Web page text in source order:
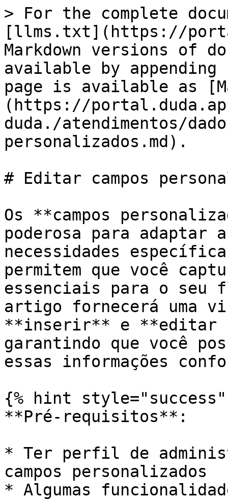
> For the complete
[llms.txt](https://
Markdown versions of
available by
page is available as
(https://
duda./atendimentos/
personalizados.md).
# Editar campos
Os **campos
poderosa para adaptar
necessidades
permitem que você
essenciais para o seu
artigo fornecerá uma
**inserir** e **editar
garantindo que você
essas informações
{% hint style="success"
**Pré-requisitos**:
* Ter perfil de
campos personalizados
* Algumas